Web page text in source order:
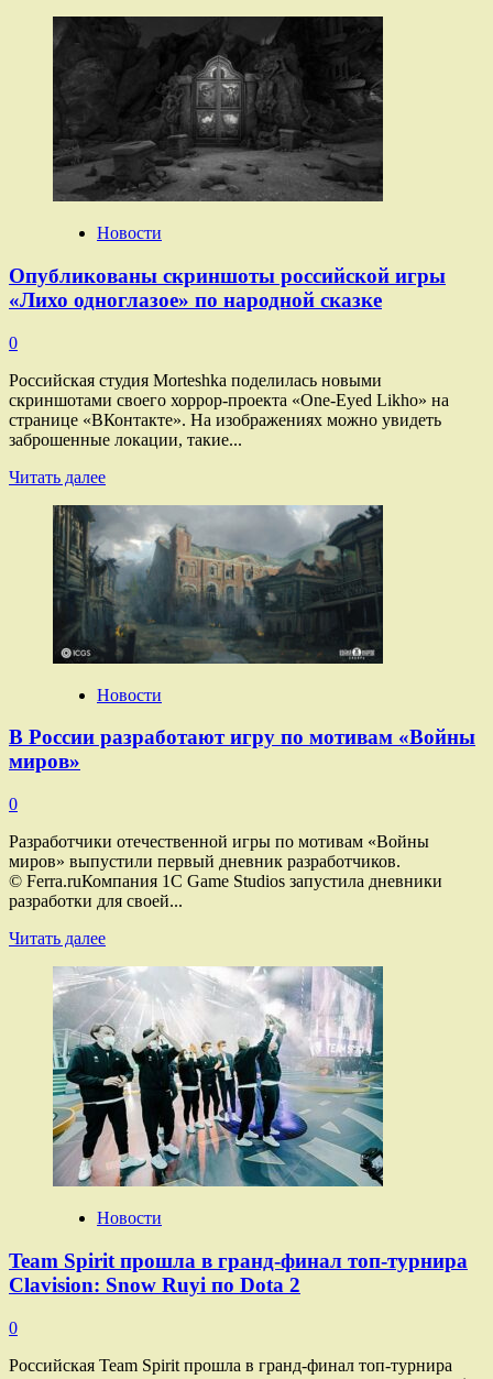
о
Правда ли,
видеокарты
работают
медленнее
в паре
с процессорами
AMD
Новости
Опубликованы скриншоты российской игры
«Лихо одноглазое» по народной сказке
0
Российская студия Morteshka поделилась новыми
скриншотами своего хоррор-проекта «One-Eyed Likho» на
странице «ВКонтакте». На изображениях можно увидеть
заброшенные локации, такие...
Читать далееПрочитать
Опубликованы
скриншоты
российской
игры
«Лихо
одноглазое»
по народной
Новости
В России разработают игру по мотивам «Войны
миров»
0
Разработчики отечественной игры по мотивам «Войны
миров» выпустили первый дневник разработчиков.
© Ferra.ruКомпания 1C Game Studios запустила дневники
разработки для своей...
Читать далееПрочитать
о
В России
разработают
игру
по мотивам
«Войны
миров»
Новости
Team Spirit прошла в гранд-финал топ-турнира
Clavision: Snow Ruyi по Dota 2
0
Российская Team Spirit прошла в гранд-финал топ-турнира